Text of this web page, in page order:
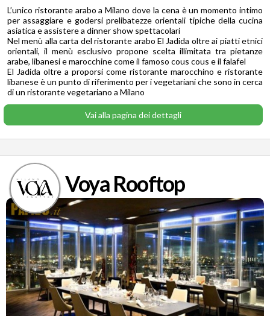
L’unico ristorante arabo a Milano dove la cena è un momento intimo
per assaggiare e godersi prelibatezze orientali tipiche della cucina
asiatica e assistere a dinner show spettacolari
Nel menù alla carta del ristorante arabo El Jadida oltre ai piatti etnici
orientali, il menù esclusivo propone scelta illimitata tra pietanze
arabe, libanesi e marocchine come il famoso cous cous e il falafel
El Jadida oltre a proporsi come ristorante marocchino e ristorante
libanese è un punto di riferimento per i vegetariani che sono in cerca
di un ristorante vegetariano a Milano
Vai alla pagina dei dettagli
Voya Rooftop